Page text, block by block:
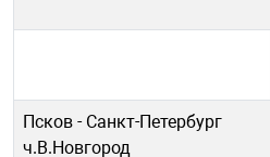
Псков - Санкт-Петербург
ч.В.Новгород